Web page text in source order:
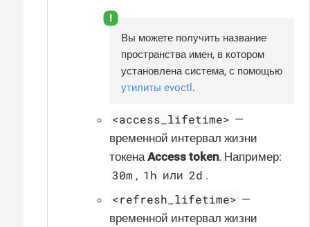
Вы можете получить название
пространства имен, в котором
установлена система, с помощью
утилиты evoctl .
<access_lifetime> —
временной интервал жизни
токенаAccess token. Например:
30m , 1h или 2d .
<refresh_lifetime> —
временной интервал жизни